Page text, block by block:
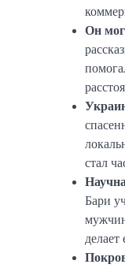
Он мог
стал
Бари